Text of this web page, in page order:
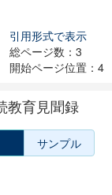
引用形式で表示
総ページ数：3
開始ページ位置：4
教育見聞録
サンプル